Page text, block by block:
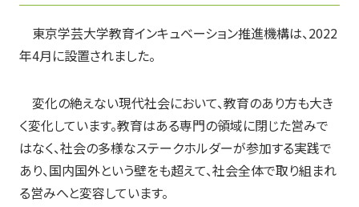
東京学芸大学教育インキュベーション推進機構は、2022
年4月に設置されました。
変化の絶えない現代社会において、教育のあり方も大き
く変化しています。教育はある専門の領域に閉じた営みで
はなく、社会の多様なステークホルダーが参加する実践で
あり、国内国外という壁をも超えて、社会全体で取り組まれ
る営みへと変容しています。